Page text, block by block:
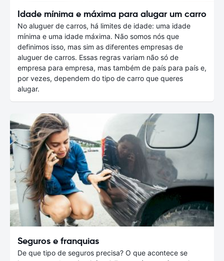
Idade mínima e máxima para alugar um carro
No aluguer de carros, há limites de idade: uma idade
mínima e uma idade máxima. Não somos nós que
definimos isso, mas sim as diferentes empresas de
aluguer de carros. Essas regras variam não só de
empresa para empresa, mas também de país para país e,
por vezes, dependem do tipo de carro que queres
alugar.
Seguros e franquias
De que tipo de seguros precisa? O que acontece se